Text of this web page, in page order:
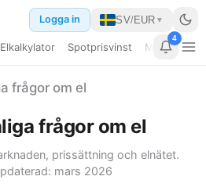
Elkalkylator Spotprisvinst Min
4
Logga in SV/EUR ▼
frågor om el
frågor om el
prissättning och elnätet.
mars 2026